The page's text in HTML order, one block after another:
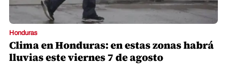
Honduras
Clima en Honduras: en estas zonas habrá
lluvias este viernes 7 de agosto